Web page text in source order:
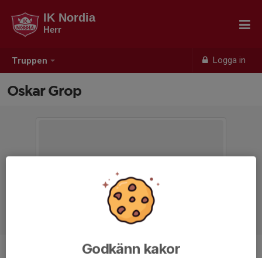
Truppen Logga in
IK Nordia
Herr
Oskar Grop
Godkänn kakor